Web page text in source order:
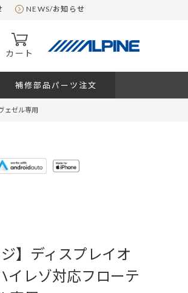
NEWS/お知らせ
カート
補修部品パーツ注文
ェゼル専用
】ディスプレイオ
イレゾ対応フローテ